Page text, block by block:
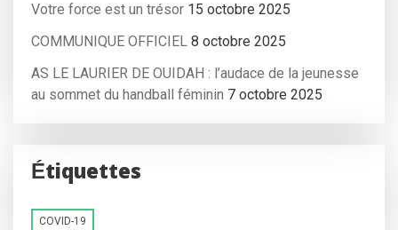
Votre force est un trésor 15 octobre 2025
COMMUNIQUE OFFICIEL 8 octobre 2025
AS LE LAURIER DE OUIDAH : l’audace de la jeunesse
au sommet du handball féminin 7 octobre 2025
Étiquettes
COVID-19